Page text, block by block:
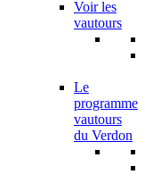
Voir les
vautours
Le
programme
vautours
du Verdon